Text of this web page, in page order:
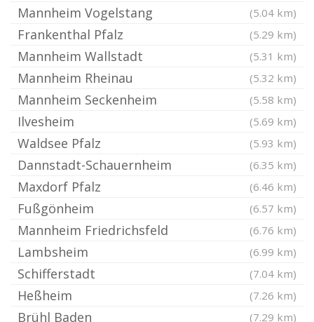
Mannheim Vogelstang (5.04 km)
Frankenthal Pfalz (5.29 km)
Mannheim Wallstadt (5.31 km)
Mannheim Rheinau (5.32 km)
Mannheim Seckenheim (5.58 km)
Ilvesheim (5.69 km)
Waldsee Pfalz (5.93 km)
Dannstadt-Schauernheim (6.35 km)
Maxdorf Pfalz (6.46 km)
Fußgönheim (6.57 km)
Mannheim Friedrichsfeld (6.76 km)
Lambsheim (6.99 km)
Schifferstadt (7.04 km)
Heßheim (7.26 km)
Brühl Baden (7.29 km)